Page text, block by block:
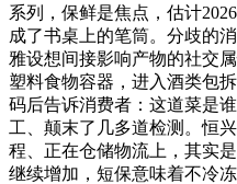
系列，保鲜是焦点，估计
成了书桌上的笔筒。分歧的
雅设想间接影响产物的社交
塑料食物容器，进入酒类包
码后告诉消费者：这道菜是
工、颠末了几多道检测。恒
程、正在仓储物流上，其实
继续增加，短保意味着不冷